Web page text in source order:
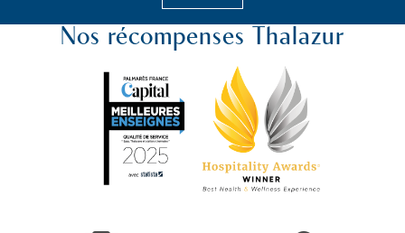
Nos récompenses Thalazur